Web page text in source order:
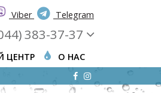
Viber Telegram
383-37-37
ЦЕНТР О НАС